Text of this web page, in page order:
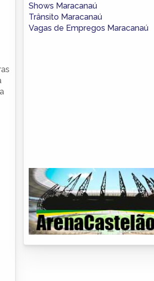
Shows Maracanaú
Trânsito Maracanaú
Vagas de Empregos Maracanaú